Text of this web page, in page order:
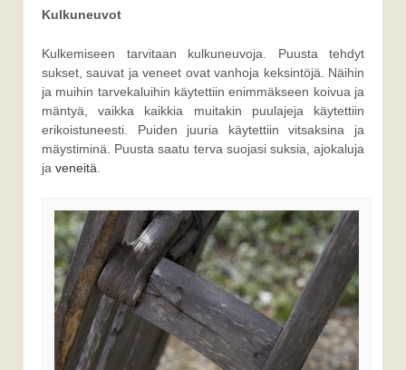
Kulkuneuvot
Kulkemiseen tarvitaan kulkuneuvoja. Puusta tehdyt
sukset, sauvat ja veneet ovat vanhoja keksintöjä. Näihin
ja muihin tarvekaluihin käytettiin enimmäkseen koivua ja
mäntyä, vaikka kaikkia muitakin puulajeja käytettiin
erikoistuneesti. Puiden juuria käytettiin vitsaksina ja
mäystiminä. Puusta saatu terva suojasi suksia, ajokaluja
ja veneitä